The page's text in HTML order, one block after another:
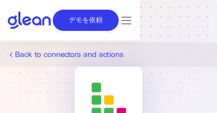
デモを依頼
Back to connectors and actions